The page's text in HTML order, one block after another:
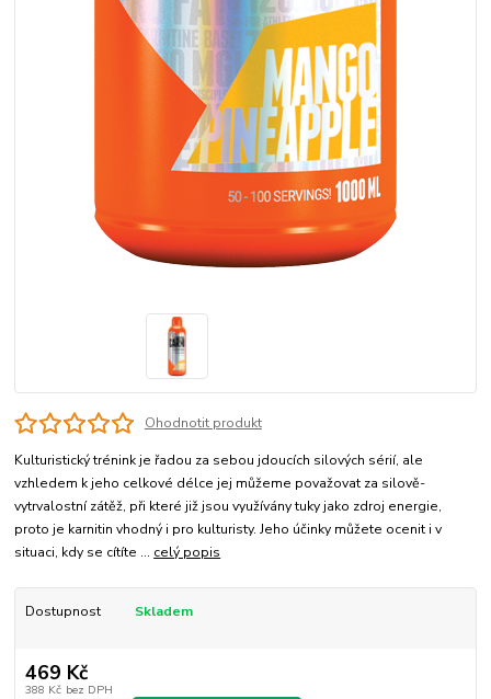
Ohodnotit produkt
Kulturistický trénink je řadou za sebou jdoucích silových sérií, ale
vzhledem k jeho celkové délce jej můžeme považovat za silově-
vytrvalostní zátěž, při které již jsou využívány tuky jako zdroj energie,
proto je karnitin vhodný i pro kulturisty. Jeho účinky můžete ocenit i v
situaci, kdy se cítíte ... celý popis
Dostupnost Skladem
469 Kč
388 Kč bez DPH